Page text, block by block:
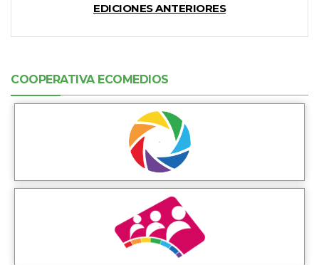
EDICIONES ANTERIORES
COOPERATIVA ECOMEDIOS